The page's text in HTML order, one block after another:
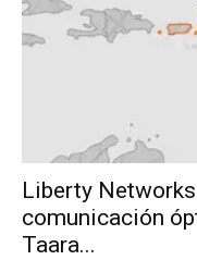
Liberty
comunicación
Taara...